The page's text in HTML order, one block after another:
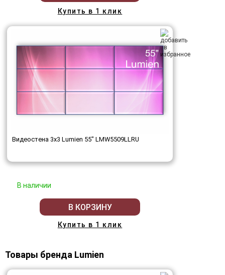
Купить в 1 клик
Видеостена 3x3 Lumien 55" LMW5509LLRU
В наличии
В КОРЗИНУ
Купить в 1 клик
Товары бренда Lumien